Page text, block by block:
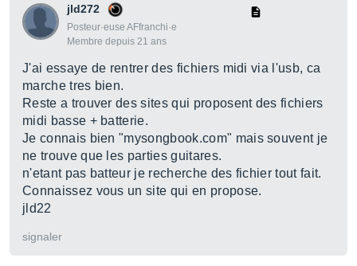
jld272
Posteur·euse AFfranchi·e
Membre depuis 21 ans
J'ai essaye de rentrer des fichiers midi via l'usb, ca
marche tres bien.
Reste a trouver des sites qui proposent des fichiers
midi basse + batterie.
Je connais bien "mysongbook.com" mais souvent je
ne trouve que les parties guitares.
n'etant pas batteur je recherche des fichier tout fait.
Connaissez vous un site qui en propose.
jld22
signaler